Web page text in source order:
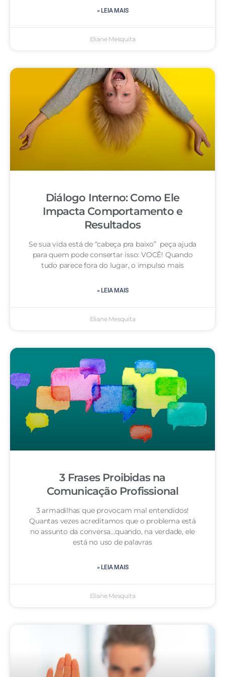
» LEIA MAIS
Eliane Mesquita
Diálogo Interno: Como Ele
Impacta Comportamento e
Resultados
Se sua vida está de “cabeça pra baixo” peça ajuda
para quem pode consertar isso: VOCÊ! Quando
tudo parece fora do lugar, o impulso mais
» LEIA MAIS
Eliane Mesquita
3 Frases Proibidas na
Comunicação Profissional
3 armadilhas que provocam mal entendidos!
Quantas vezes acreditamos que o problema está
no assunto da conversa…quando, na verdade, ele
está no uso de palavras
» LEIA MAIS
Eliane Mesquita